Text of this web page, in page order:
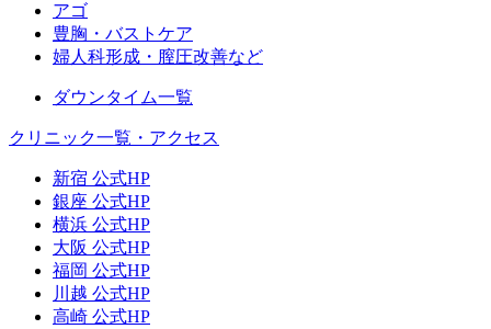
アゴ
豊胸・バストケア
婦人科形成・膣圧改善など
ダウンタイム一覧
クリニック一覧・アクセス
新宿 公式HP
銀座 公式HP
横浜 公式HP
大阪 公式HP
福岡 公式HP
川越 公式HP
高崎 公式HP